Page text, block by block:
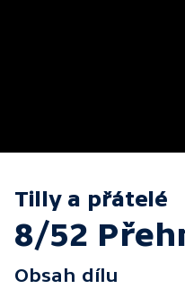
Tilly a přátelé
8/52
Obsah dílu